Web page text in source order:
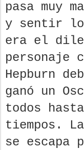
pasa muy
y sentir lo
era el
personaje
Hepburn
ganó un
todos
tiempos.
se escapa